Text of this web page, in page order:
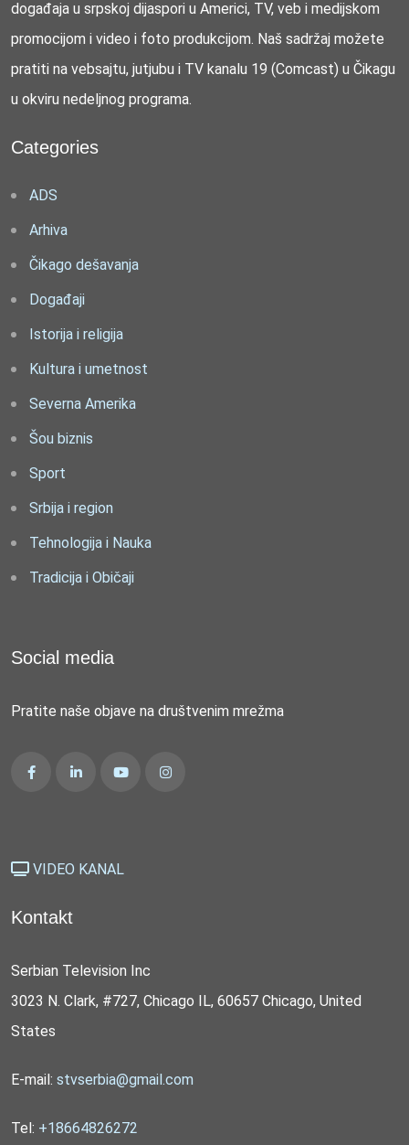
događaja u srpskoj dijaspori u Americi, TV, veb i medijskom
promocijom i video i foto produkcijom. Naš sadržaj možete
pratiti na vebsajtu, jutjubu i TV kanalu 19 (Comcast) u Čikagu
u okviru nedeljnog programa.
Categories
ADS
Arhiva
Čikago dešavanja
Događaji
Istorija i religija
Kultura i umetnost
Severna Amerika
Šou biznis
Sport
Srbija i region
Tehnologija i Nauka
Tradicija i Običaji
Social media
Pratite naše objave na društvenim mrežma
VIDEO KANAL
Kontakt
Serbian Television Inc
3023 N. Clark, #727, Chicago IL, 60657 Chicago, United
States
E-mail: stvserbia@gmail.com
Tel: +18664826272